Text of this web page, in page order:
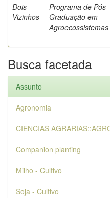
Dois
Vizinhos
Programa de Pós-
Graduação em
Agroecossistemas
Busca facetada
Assunto
Agronomia
CIENCIAS
Companion planting
Milho - Cultivo
Soja - Cultivo